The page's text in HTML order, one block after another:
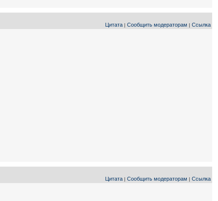
Цитата | Сообщить модераторам | Ссылка
Цитата | Сообщить модераторам | Ссылка